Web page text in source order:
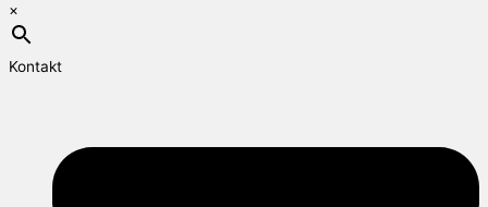
×
Kontakt